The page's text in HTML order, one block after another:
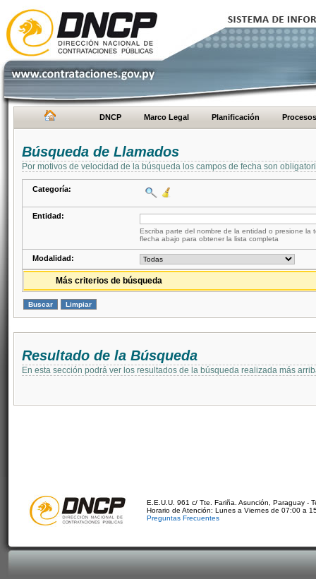
DNCP Marco Legal Planificación Procesos
Búsqueda de Llamados
Por motivos de velocidad de la búsqueda los campos de fecha son
Categoría:
Entidad:
Escriba parte del nombre de la entidad o presione la
flecha abajo para obtener la lista completa
Modalidad:
Más criterios de búsqueda
Resultado de la Búsqueda
En esta sección podrá ver los resultados de la búsqueda realizada más
E.E.U.U. 961 c/ Tte. Fariña. Asunción, Paraguay -
Horario de Atención: Lunes a Viernes de 07:00 a
Preguntas Frecuentes